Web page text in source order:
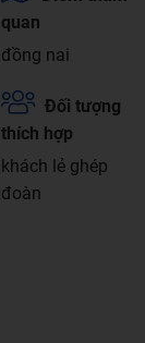
quan
đồng nai
Đối tượng
thích hợp
khách lẻ ghép
đoàn